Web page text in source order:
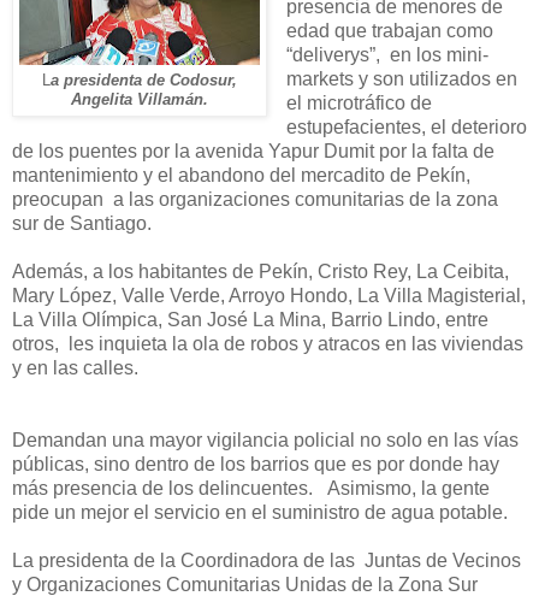
a presidenta de Codosur,
Angelita Villamán.
presencia de menores de
edad que trabajan como
“deliverys”, en los mini-
markets y son utilizados en
el microtráfico de
estupefacientes, el deterioro
de los puentes por la avenida Yapur Dumit por la falta de
mantenimiento y el abandono del mercadito de Pekín,
preocupan a las organizaciones comunitarias de la zona
sur de Santiago.
Además, a los habitantes de Pekín, Cristo Rey, La Ceibita,
Mary López, Valle Verde, Arroyo Hondo, La Villa Magisterial,
La Villa Olímpica, San José La Mina, Barrio Lindo, entre
otros, les inquieta la ola de robos y atracos en las viviendas
y en las calles.
Demandan una mayor vigilancia policial no solo en las vías
públicas, sino dentro de los barrios que es por donde hay
más presencia de los delincuentes. Asimismo, la gente
pide un mejor el servicio en el suministro de agua potable.
La presidenta de la Coordinadora de las Juntas de Vecinos
y Organizaciones Comunitarias Unidas de la Zona Sur